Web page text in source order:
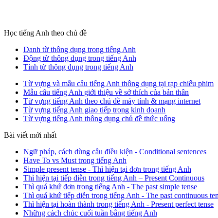
Học tiếng Anh theo chủ đề
Danh từ thông dụng trong tiếng Anh
Động từ thông dụng trong tiếng Anh
Tính từ thông dụng trong tiếng Anh
Từ vựng và mẫu câu tiếng Anh thông dụng tại rạp chiếu phim
Mẫu câu tiếng Anh giới thiệu về sở thích của bản thân
Từ vựng tiếng Anh theo chủ đề máy tính & mạng internet
Từ vựng tiếng Anh giao tiếp trong kinh doanh
Từ vựng tiếng Anh thông dụng chủ đề thức uống
Bài viết mới nhất
Ngữ pháp, cách dùng câu điều kiện - Conditional sentences
Have To vs Must trong tiếng Anh
Simple present tense - Thì hiện tại đơn trong tiếng Anh
Thì hiện tại tiếp diễn trong tiếng Anh – Present Continuous
Thì quá khứ đơn trong tiếng Anh - The past simple tense
Thì quá khứ tiếp diễn trong tiếng Anh - The past continuous
Thì hiện tại hoàn thành trong tiếng Anh - Present perfect tense
Những cách chúc cuối tuần bằng tiếng Anh